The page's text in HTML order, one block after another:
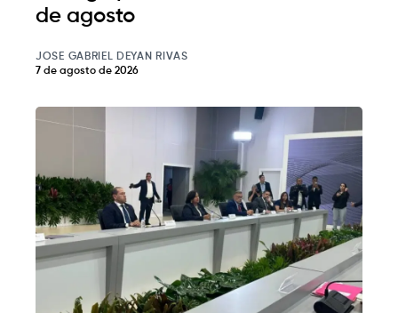
de agosto
JOSE GABRIEL DEYAN RIVAS
7 de agosto de 2026